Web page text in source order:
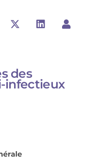
des
infectieux